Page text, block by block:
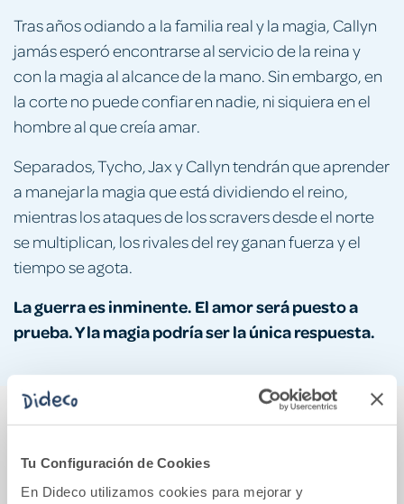
Tu Configuración de Cookies
En Dideco utilizamos cookies para mejorar y
Tras años odiando a la familia real y la magia, Callyn
jamás esperó encontrarse al servicio de la reina y
con la magia al alcance de la mano. Sin embargo, en
la corte no puede confiar en nadie, ni siquiera en el
hombre al que creía amar.
Separados, Tycho, Jax y Callyn tendrán que aprender
a manejar la magia que está dividiendo el reino,
mientras los ataques de los scravers desde el norte
se multiplican, los rivales del rey ganan fuerza y el
tiempo se agota.
La guerra es inminente. El amor será puesto a
prueba. Y la magia podría ser la única respuesta.
También podría gustarte...